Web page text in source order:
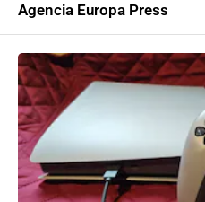
Agencia Europa Press